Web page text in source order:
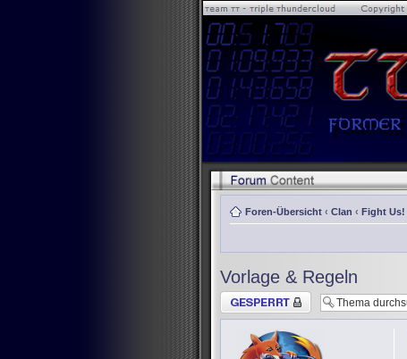
Foren-Übersicht ‹ Clan ‹ Fight Us!
Vorlage & Regeln
Thema gesperrt